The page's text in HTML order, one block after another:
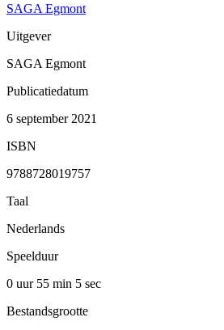
SAGA Egmont
Uitgever
SAGA Egmont
Publicatiedatum
6 september 2021
ISBN
9788728019757
Taal
Nederlands
Speelduur
0 uur 55 min 5 sec
Bestandsgrootte